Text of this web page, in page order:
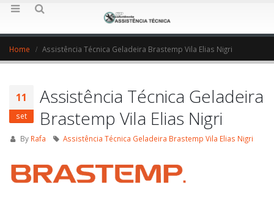
Home Assistência Técnica Geladeira Brastemp Vila Elias Nigri
11
set
Assistência Técnica Geladeira
Brastemp Vila Elias Nigri
By Rafa Assistência Técnica Geladeira Brastemp Vila Elias Nigri